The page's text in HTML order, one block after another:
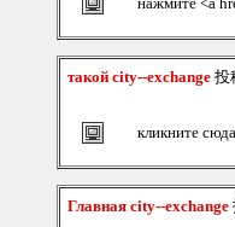
такой city--exchange 投
кликните
Главная city--exchange